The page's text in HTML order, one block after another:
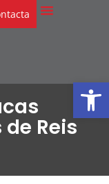
Abrir
Reis